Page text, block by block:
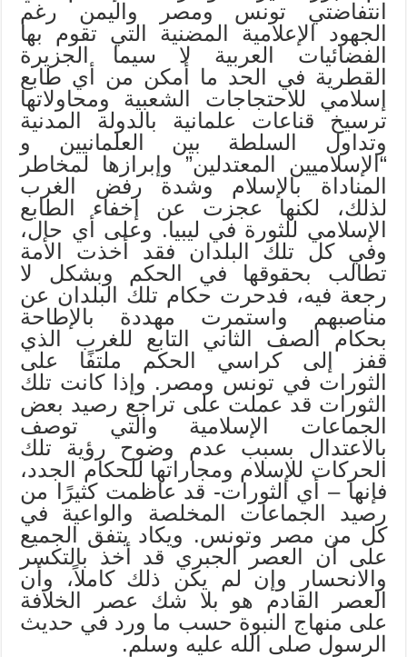
انتفاضتي تونس ومصر واليمن رغم
الجهود الإعلامية المضنية التي تقوم بها
الفضائيات العربية لا سيما الجزيرة
القطرية في الحد ما أمكن من أي طابع
إسلامي للاحتجاجات الشعبية ومحاولاتها
ترسيخ قناعات علمانية بالدولة المدنية
وتداول السلطة بين العلمانيين و
“الإسلاميين المعتدلين” وإبرازها لمخاطر
المناداة بالإسلام وشدة رفض الغرب
لذلك، لكنها عجزت عن إخفاء الطابع
الإسلامي للثورة في ليبيا. وعلى أي حال،
وفي كل تلك البلدان فقد أخذت الأمة
تطالب بحقوقها في الحكم وبشكل لا
رجعة فيه، فدحرت حكام تلك البلدان عن
مناصبهم واستمرت مهددة بالإطاحة
بحكام الصف الثاني التابع للغرب الذي
قفز إلى كراسي الحكم ملتفًا على
الثورات في تونس ومصر. وإذا كانت تلك
الثورات قد عملت على تراجع رصيد بعض
الجماعات الإسلامية والتي توصف
بالاعتدال بسبب عدم وضوح رؤية تلك
الحركات للإسلام ومجاراتها للحكام الجدد،
فإنها – أي الثورات- قد عاظمت كثيرًا من
رصيد الجماعات المخلصة والواعية في
كل من مصر وتونس. ويكاد يتفق الجميع
على أن العصر الجبري قد أخذ بالتكسر
والانحسار وإن لم يكن ذلك كاملاً، وأن
العصر القادم هو بلا شك عصر الخلافة
على منهاج النبوة حسب ما ورد في حديث
الرسول صلى الله عليه وسلم.